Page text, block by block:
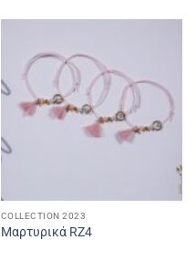
COLLECTION 2023
Μαρτυρικά RZ4